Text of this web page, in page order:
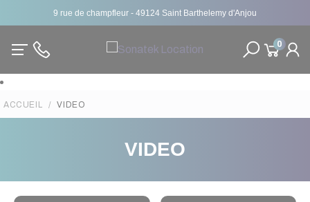
9 rue de champfleur - 49124 Saint Barthelemy d'Anjou
0
ACCUEIL VIDEO
VIDEO